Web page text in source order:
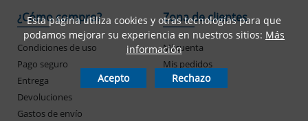
¿Cómo compro?
Condiciones de uso
Pago seguro
Entrega
Devoluciones
Gastos de envío
Zona de clientes
Mi cuenta
Mis pedidos
Esta página utiliza cookies y otras tecnologías para que
podamos mejorar su experiencia en nuestros sitios: Más
información
Acepto Rechazo